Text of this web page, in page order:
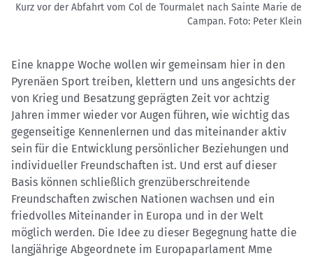
Kurz vor der Abfahrt vom Col de Tourmalet nach Sainte Marie de
Campan. Foto: Peter Klein
Eine knappe Woche wollen wir gemeinsam hier in den
Pyrenäen Sport treiben, klettern und uns angesichts der
von Krieg und Besatzung geprägten Zeit vor achtzig
Jahren immer wieder vor Augen führen, wie wichtig das
gegenseitige Kennenlernen und das miteinander aktiv
sein für die Entwicklung persönlicher Beziehungen und
individueller Freundschaften ist. Und erst auf dieser
Basis können schließlich grenzüberschreitende
Freundschaften zwischen Nationen wachsen und ein
friedvolles Miteinander in Europa und in der Welt
möglich werden. Die Idee zu dieser Begegnung hatte die
langjährige Abgeordnete im Europaparlament Mme